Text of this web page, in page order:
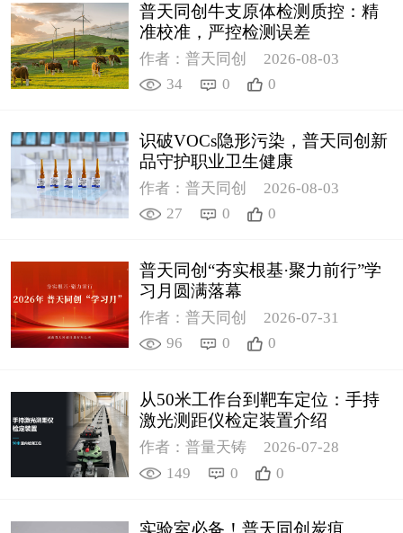
普天同创牛支原体检测质控：精
准校准，严控检测误差
作者：普天同创
2026-08-03
34
0 0
识破VOCs隐形污染，普天同创新
品守护职业卫生健康
作者：普天同创
2026-08-03
27
0 0
普天同创“夯实根基·聚力前行”学
习月圆满落幕
作者：普天同创
2026-07-31
96
0 0
从50米工作台到靶车定位：手持
激光测距仪检定装置介绍
作者：普量天铸
2026-07-28
149
0 0